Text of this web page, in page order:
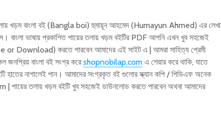
খড়ম বাংলা বই (Bangla boi) হুমায়ূন আহমেদ (Humayun Ahmed) এর লেখা
বাংলা ভাষায় প্রকাশিত পায়ের তলায় খড়ম বইটির PDF আপনি এখন খুব সহজেই
Download) করতে পারবেন আমাদের এই সাইট এ | আমরা সাহিত্য প্রেমী
জনপ্রিয় বাংলা বই সংগ্র করেshopnobilap.com এ শেয়ার করে থাকি, যাতে
হাতের নাগালেই পান। আমাদের সংগ্রকৃত বই গুলোর স্ক্যান কপি / পিডিএফ অনেক
তলায় খড়ম বইটি খুব সহজেই ডাউনলোড করতে পারবেন অথবা আমাদের